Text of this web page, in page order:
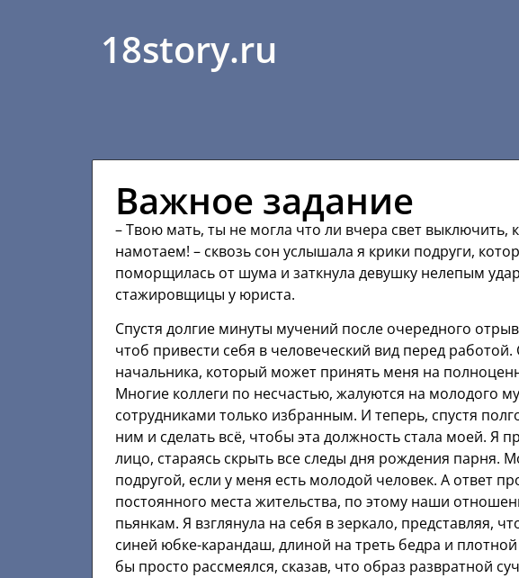
18story.ru
Важное задание
– Твою мать, ты не могла что ли вчера свет выключить,
намотаем! – сквозь сон услышала я крики подруги,
поморщилась от шума и заткнула девушку нелепым
стажировщицы у юриста.
Спустя долгие минуты мучений после очередного
чтоб привести себя в человеческий вид перед
начальника, который может принять меня на
Многие коллеги по несчастью, жалуются на молодого
сотрудниками только избранным. И теперь, спустя
ним и сделать всё, чтобы эта должность стала моей. Я
лицо, стараясь скрыть все следы дня рождения парня.
подругой, если у меня есть молодой человек. А ответ
постоянного места жительства, по этому наши
пьянкам. Я взглянула на себя в зеркало, представляя,
синей юбке-карандаш, длиной на треть бедра и
бы просто рассмеялся, сказав, что образ развратной